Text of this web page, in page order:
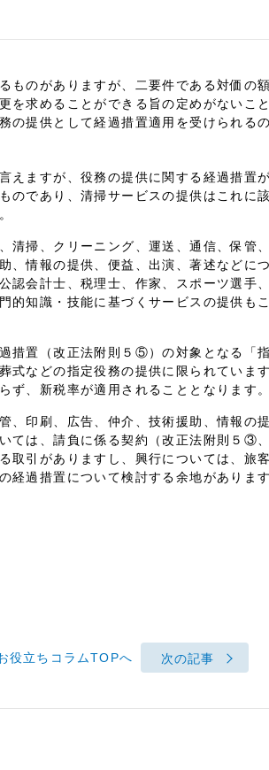
ものがありますが、二要件である対価の
を求めることができる旨の定めがないこ
の提供として経過措置適用を受けられる
えますが、役務の提供に関する経過措置
のであり、清掃サービスの提供はこれに
清掃、クリーニング、運送、通信、保管
、情報の提供、便益、出演、著述などに
認会計士、税理士、作家、スポーツ選手
的知識・技能に基づくサービスの提供も
措置（改正法附則５⑤）の対象となる「
式などの指定役務の提供に限られていま
ず、新税率が適用されることとなります。
、印刷、広告、仲介、技術援助、情報の
ては、請負に係る契約（改正法附則５③
取引がありますし、興行については、旅
経過措置について検討する余地があります
役立ちコラムTOPへ 次の記事